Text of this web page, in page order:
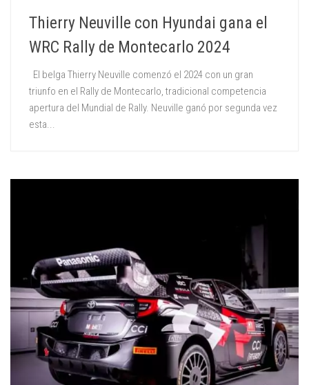
Thierry Neuville con Hyundai gana el
WRC Rally de Montecarlo 2024
El belga Thierry Neuville comenzó el 2024 con un gran
triunfo en el Rally de Montecarlo, tradicional competencia
apertura del Mundial de Rally. Neuville ganó por segunda vez
esta...